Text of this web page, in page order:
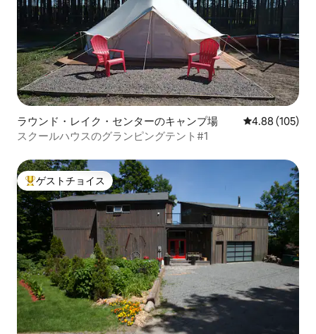
ラウンド・レイク・センターのキャンプ場 レビュー105
4.88 (105)
スクールハウスのグランピングテント#1
大好評のゲストチョイスです。
ゲストチョイス